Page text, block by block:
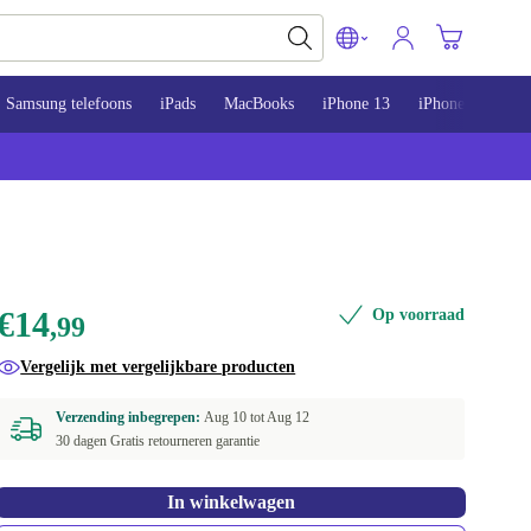
Samsung telefoons iPads MacBooks iPhone 13 iPhone 14
,99 Op voorraad
Vergelijk met vergelijkbare producten
Verzending inbegrepen:Aug 10 totAug 12
30 dagen Gratis retourneren garantie
In winkelwagen